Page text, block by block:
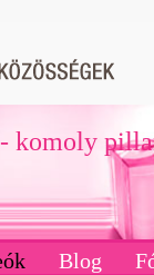
komoly
Blog